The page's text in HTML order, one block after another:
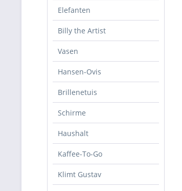
Elefanten
Billy the Artist
Vasen
Hansen-Ovis
Brillenetuis
Schirme
Haushalt
Kaffee-To-Go
Klimt Gustav